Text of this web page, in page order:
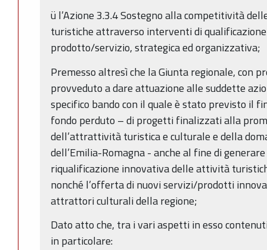
ü l’Azione 3.3.4 Sostegno alla competitività
turistiche attraverso interventi di
prodotto/servizio, strategica ed organizzativa;
Premesso altresì che la Giunta regionale, con
provveduto a dare attuazione alle suddette
specifico bando con il quale è stato previsto il
fondo perduto – di progetti finalizzati alla
dell’attrattività turistica e culturale e della
dell’Emilia-Romagna - anche al fine di
riqualificazione innovativa delle attività
nonché l’offerta di nuovi servizi/prodotti
attrattori culturali della regione;
Dato atto che, tra i vari aspetti in esso
in particolare: